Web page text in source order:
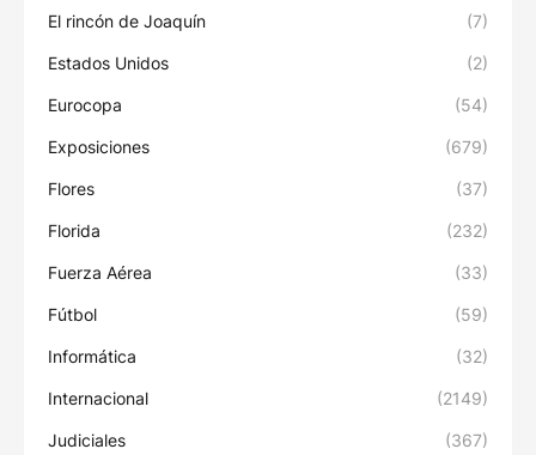
El rincón de Joaquín (7)
Estados Unidos (2)
Eurocopa (54)
Exposiciones (679)
Flores (37)
Florida (232)
Fuerza Aérea (33)
Fútbol (59)
Informática (32)
Internacional (2149)
Judiciales (367)